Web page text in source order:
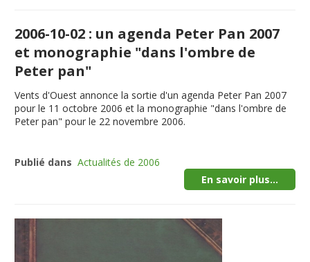
2006-10-02 : un agenda Peter Pan 2007
et monographie "dans l'ombre de
Peter pan"
Vents d'Ouest annonce la sortie d'un agenda Peter Pan 2007
pour le 11 octobre 2006 et la monographie "dans l'ombre de
Peter pan" pour le 22 novembre 2006.
Publié dans Actualités de 2006
En savoir plus...